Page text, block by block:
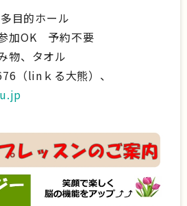
目的ホール
加OK 予約不要
物、タオル
（linｋる大熊）、